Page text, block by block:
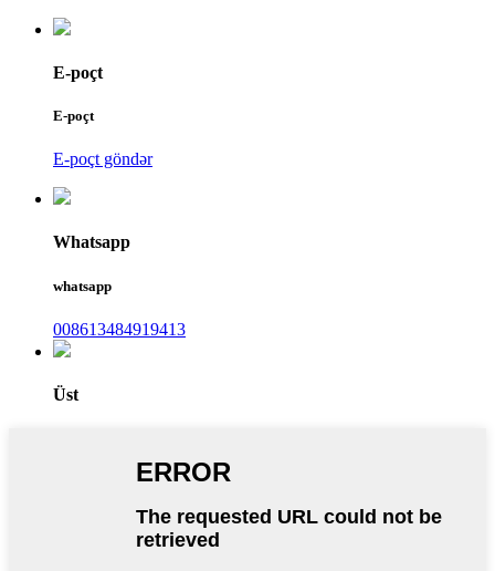
E-poçt
E-poçt
E-poçt göndər
Whatsapp
whatsapp
008613484919413
Üst